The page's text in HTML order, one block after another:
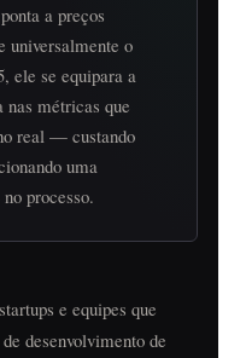
a preços
universalmente o
ele se equipara a
nas métricas que
real — custando
uma
processo.
e equipes que
desenvolvimento de